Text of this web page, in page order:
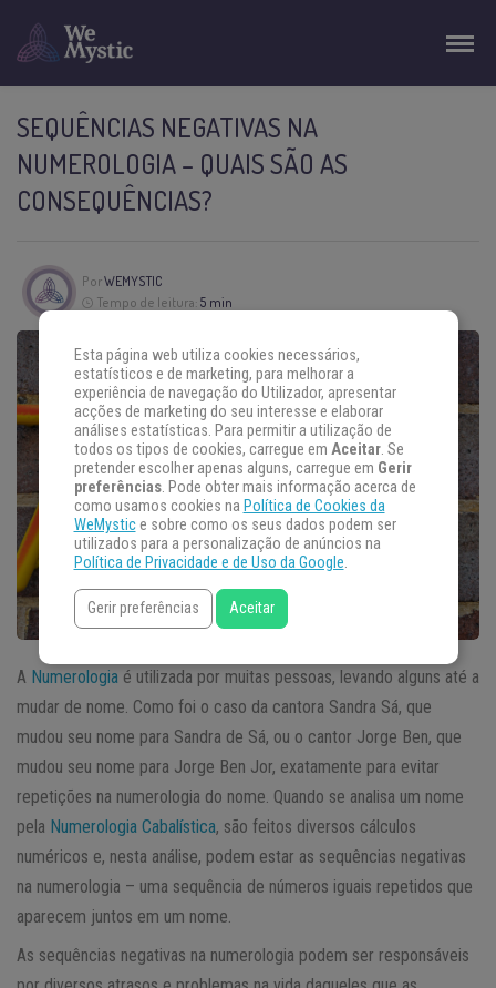
SEQUÊNCIAS NEGATIVAS NA
NUMEROLOGIA – QUAIS SÃO AS
CONSEQUÊNCIAS?
PorWEMYSTIC
Tempo de leitura: 5 min
A Numerologia é utilizada por muitas pessoas, levando alguns até a
mudar de nome. Como foi o caso da cantora Sandra Sá, que
mudou seu nome para Sandra de Sá, ou o cantor Jorge Ben, que
mudou seu nome para Jorge Ben Jor, exatamente para evitar
repetições na numerologia do nome. Quando se analisa um nome
pela Numerologia Cabalística, são feitos diversos cálculos
numéricos e, nesta análise, podem estar as sequências negativas
na numerologia – uma sequência de números iguais repetidos que
aparecem juntos em um nome.
As sequências negativas na numerologia podem ser responsáveis
Esta página web utiliza cookies necessários,
estatísticos e de marketing, para melhorar a
experiência de navegação do Utilizador, apresentar
acções de marketing do seu interesse e elaborar
análises estatísticas. Para permitir a utilização de
todos os tipos de cookies, carregue em Aceitar. Se
pretender escolher apenas alguns, carregue em Gerir
preferências. Pode obter mais informação acerca de
como usamos cookies na Política de Cookies da
WeMystice sobre como os seus dados podem ser
utilizados para a personalização de anúncios na
Política de Privacidade e de Uso da Google.
Gerir preferências Aceitar